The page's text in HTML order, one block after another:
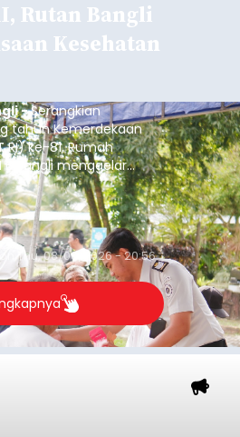
Rutan Bangli
Kesehatan
-Serangkian
tahun Kemerdekaan
RI) ke-81, Rumah
B Bangli menggelar
gratis, Rabu
Thu, 08/06/2026 - 20:56